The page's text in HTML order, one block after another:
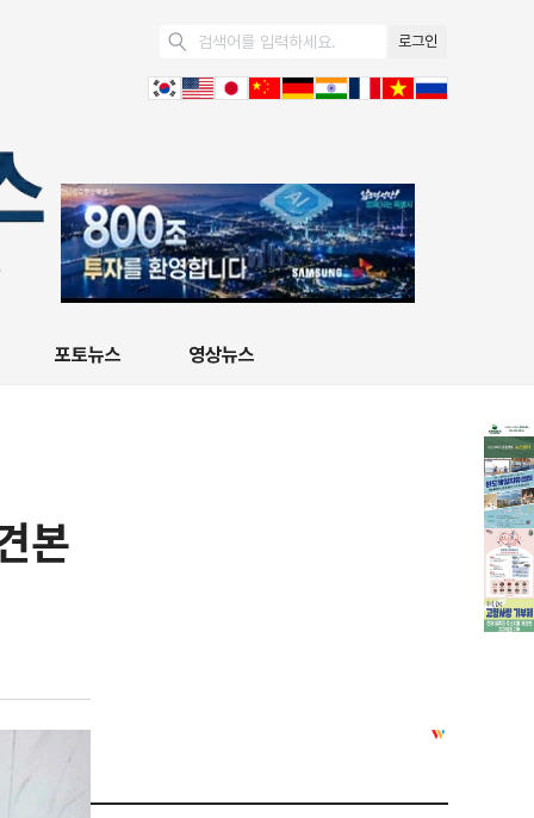
로그인
포토뉴스 영상뉴스
본